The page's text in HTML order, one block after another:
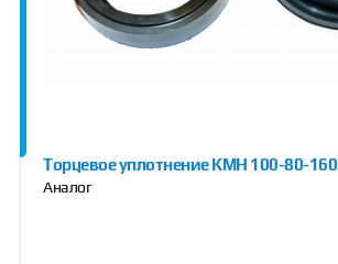
Торцевое уплотнение КМН 100-80-160
Аналог